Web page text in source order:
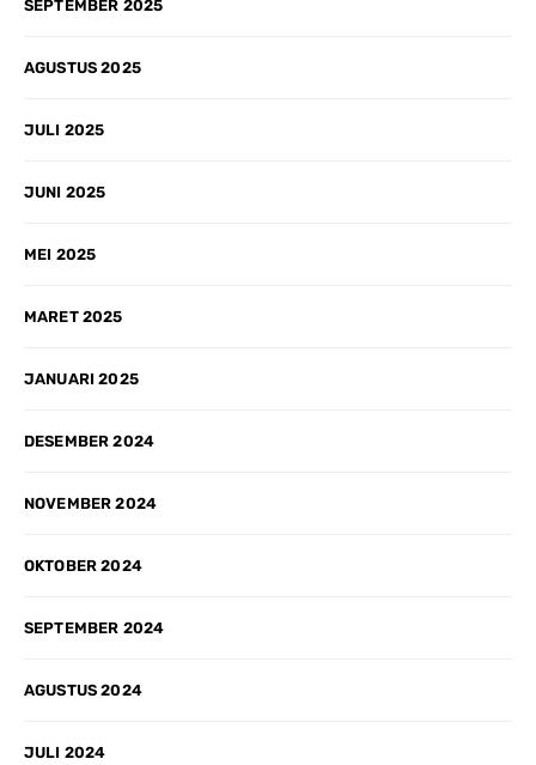
SEPTEMBER 2025
AGUSTUS 2025
JULI 2025
JUNI 2025
MEI 2025
MARET 2025
JANUARI 2025
DESEMBER 2024
NOVEMBER 2024
OKTOBER 2024
SEPTEMBER 2024
AGUSTUS 2024
JULI 2024